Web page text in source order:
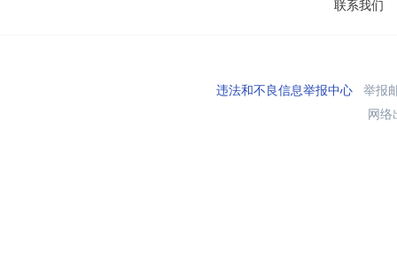
联系我们
违法和不良信息举报中心举报
网